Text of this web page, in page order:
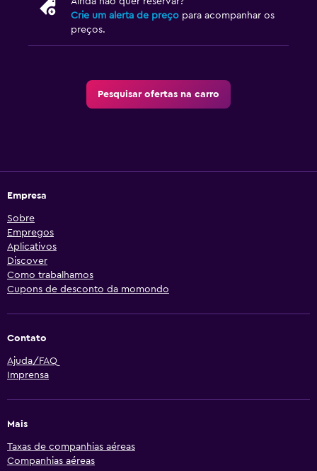
Crie um alerta de preço para acompanhar os
preços.
Pesquisar ofertas na carro
Empresa
Sobre
Empregos
Aplicativos
Discover
Como trabalhamos
Cupons de desconto da momondo
Contato
Ajuda/FAQ
Imprensa
Mais
Taxas de companhias aéreas
Companhias aéreas